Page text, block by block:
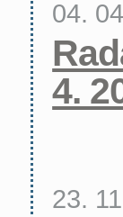
04.
4.
23.